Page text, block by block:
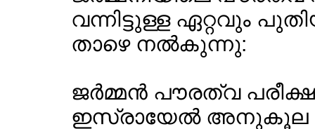
വന്നിട്ടുള്ള ഏറ്റവും
താഴെ നല്‍കുന്നു:
ജര്‍മ്മന്‍ പൗരത്വ
ഇസ്രായേല്‍ അനുകൂല